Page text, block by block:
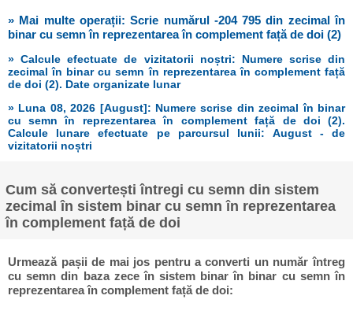
» Mai multe operații: Scrie numărul -204 795 din zecimal în
binar cu semn în reprezentarea în complement față de doi (2)
» Calcule efectuate de vizitatorii noștri: Numere scrise din
zecimal în binar cu semn în reprezentarea în complement față
de doi (2). Date organizate lunar
» Luna 08, 2026 [August]: Numere scrise din zecimal în binar
cu semn în reprezentarea în complement față de doi (2).
Calcule lunare efectuate pe parcursul lunii: August - de
vizitatorii noștri
Cum să convertești întregi cu semn din sistem
zecimal în sistem binar cu semn în reprezentarea
în complement față de doi
Urmează pașii de mai jos pentru a converti un număr întreg
cu semn din baza zece în sistem binar în binar cu semn în
reprezentarea în complement față de doi: